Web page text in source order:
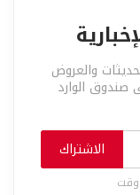
والعروض
صندوق الوارد
الاشتراك
وقت